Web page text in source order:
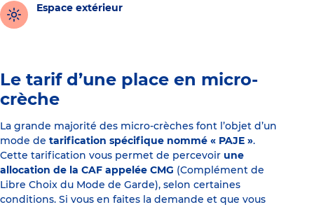
Espace extérieur
Le tarif d’une place en micro-
crèche
La grande majorité des micro-crèches font l’objet d’un
mode de tarification spécifique nommé « PAJE ».
Cette tarification vous permet de percevoir une
allocation de la CAF appelée CMG (Complément de
Libre Choix du Mode de Garde), selon certaines
conditions. Si vous en faites la demande et que vous